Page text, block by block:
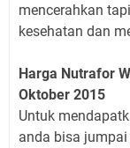
mencerahkan
kesehatan dan
Harga Nutrafor
Oktober 2015
Untuk
anda bisa